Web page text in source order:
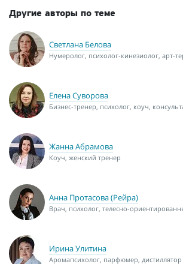
Другие авторы по теме
Светлана Белова
Нумеролог, психолог-кинезиолог, арт-
Елена Суворова
Бизнес-тренер, психолог, коуч,
Жанна Абрамова
Коуч, женский тренер
Анна Протасова (Рейра)
Врач, психолог, телесно-
Ирина Улитина
Аромапсихолог, парфюмер,